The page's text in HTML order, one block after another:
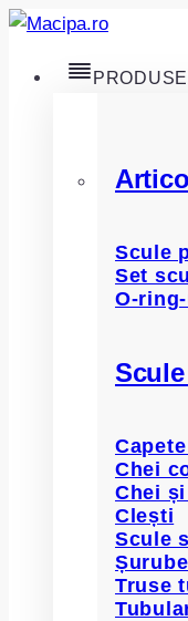
Skip
content
PRODUSE
Scule
Set
O-
Chei
Chei
Clești
Scule
Truse